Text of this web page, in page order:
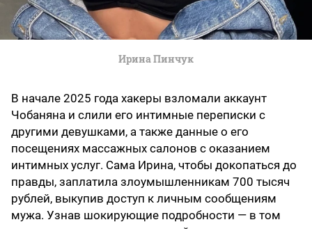
Ирина Пинчук
В начале 2025 года хакеры взломали аккаунт
Чобаняна и слили его интимные переписки с
другими девушками, а также данные о его
посещениях массажных салонов с оказанием
интимных услуг. Сама Ирина, чтобы докопаться до
правды, заплатила злоумышленникам 700 тысяч
рублей, выкупив доступ к личным сообщениям
мужа. Узнав шокирующие подробности — в том